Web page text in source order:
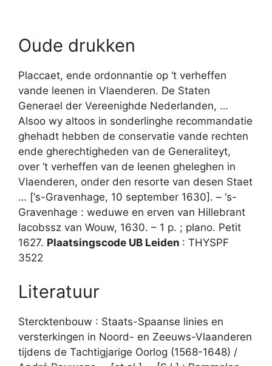
Oude drukken
Placcaet, ende ordonnantie op ‘t verheffen
vande leenen in Vlaenderen. De Staten
Generael der Vereenighde Nederlanden, …
Alsoo wy altoos in sonderlinghe recommandatie
ghehadt hebben de conservatie vande rechten
ende gherechtigheden van de Generaliteyt,
over ‘t verheffen van de leenen gheleghen in
Vlaenderen, onder den resorte van desen Staet
… [‘s-Gravenhage, 10 september 1630]. – ‘s-
Gravenhage : weduwe en erven van Hillebrant
Iacobssz van Wouw, 1630. – 1 p. ; plano. Petit
1627. Plaatsingscode UB Leiden : THYSPF
3522
Literatuur
Stercktenbouw : Staats-Spaanse linies en
versterkingen in Noord- en Zeeuws-Vlaanderen
tijdens de Tachtigjarige Oorlog (1568-1648) /